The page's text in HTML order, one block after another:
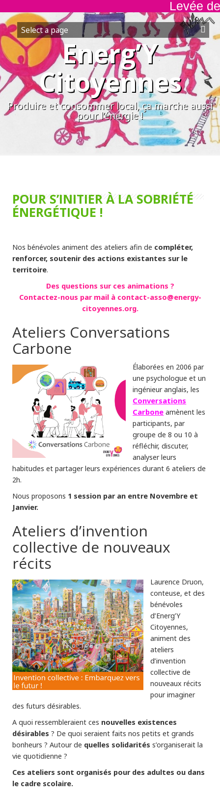
Levée
Aller
au
contenu
Energ’Y
Citoyennes
Produire et consommer local, ça marche aussi
pour l’énergie !
POUR S’INITIER À LA SOBRIÉTÉ
ÉNERGÉTIQUE !
Nos bénévoles animent des ateliers afin de compléter,
renforcer, soutenir des actions existantes sur le
territoire.
Des questions sur ces animations ?
Contactez-nous par mail à contact-asso@energy-
citoyennes.org.
Ateliers Conversations
Carbone
Élaborées en 2006 par
une psychologue et un
ingénieur anglais, les
Conversations
Carbone amènent les
participants, par
groupe de 8 ou 10 à
réfléchir, discuter,
analyser leurs
habitudes et partager leurs expériences durant 6 ateliers de
2h.
Nous proposons 1 session par an entre Novembre et
Janvier.
Ateliers d’invention
collective de nouveaux
récits
Laurence Druon,
conteuse, et des
bénévoles
d’Energ’Y
Citoyennes,
animent des
ateliers
d’invention
collective de
nouveaux récits
pour imaginer
des futurs désirables.
A quoi ressembleraient ces nouvelles existences
désirables ? De quoi seraient faits nos petits et grands
bonheurs ? Autour de quelles solidarités s’organiserait la
vie quotidienne ?
Ces ateliers sont organisés pour des adultes ou dans
le cadre scolaire.